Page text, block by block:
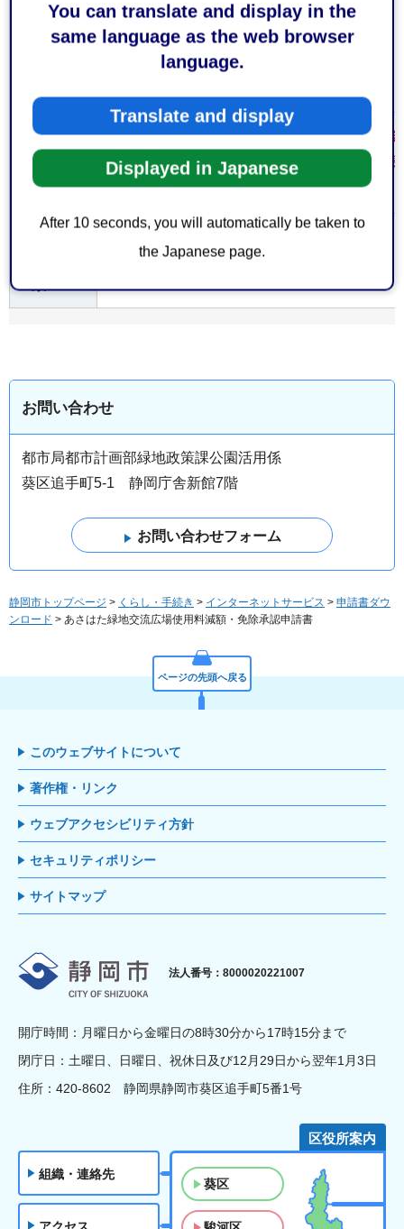
You can translate and display in the
same language as the web browser
language.
Translate and display
Displayed in Japanese
After 10 seconds, you will automatically be taken to
the Japanese page.
参考と
なるホ
あさはた緑地（外部サイトへリンク）
注意事
項
あさはた緑地交流広場の使用料減額または
あさはた緑地のセンターハウスにあさはた
書と同時に提出してください。
都市・建築・土木＞
お問い合わせ
都市局都市計画部緑地政策課公園活用係
葵区追手町5-1 静岡庁舎新館7階
静岡市トップページ > くらし・手続き > インターネットサービス > 申請書ダウ
ンロード > あさはた緑地交流広場使用料減額・免除承認申請書
ページの先頭へ戻る
このウェブサイトについて
著作権・リンク
ウェブアクセシビリティ方針
セキュリティポリシー
サイトマップ
静岡市
法人番号：8000020221007
開庁時間：月曜日から金曜日の8時30分から17時15分まで
閉庁日：土曜日、日曜日、祝休日及び12月29日から翌年1月3日
住所：420-8602 静岡県静岡市葵区追手町5番1号
組織・連絡先
区役所案内
葵区